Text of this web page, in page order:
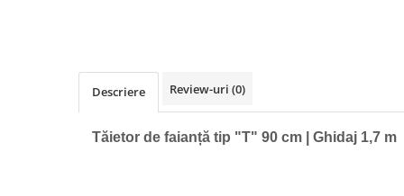
Invertor / convertor curent
Macara electrica
Motoare electrice
Descriere Review-uri (0)
Tăietor de faianță tip "T" 90 cm | Ghidaj 1,7 m